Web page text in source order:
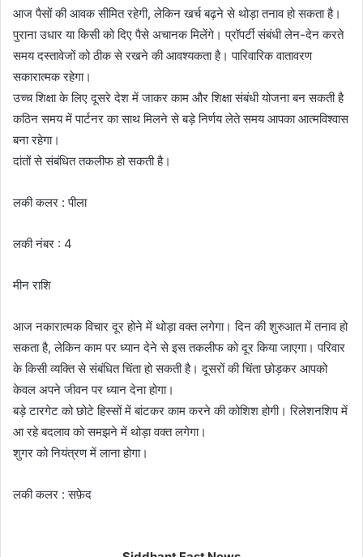
आज पैसों की आवक सीमित रहेगी, लेकिन खर्च बढ़ने से थोड़ा तनाव हो सकता है।
पुराना उधार या किसी को दिए पैसे अचानक मिलेंगे। प्रॉपर्टी संबंधी लेन-देन करते
समय दस्तावेजों को ठीक से रखने की आवश्यकता है। पारिवारिक वातावरण
सकारात्मक रहेगा।
उच्च शिक्षा के लिए दूसरे देश में जाकर काम और शिक्षा संबंधी योजना बन सकती है
कठिन समय में पार्टनर का साथ मिलने से बड़े निर्णय लेते समय आपका आत्मविश्वास
बना रहेगा।
दांतों से संबंधित तकलीफ हो सकती है।
लकी कलर : पीला
लकी नंबर : 4
मीन राशि
आज नकारात्मक विचार दूर होने में थोड़ा वक्त लगेगा। दिन की शुरुआत में तनाव हो
सकता है, लेकिन काम पर ध्यान देने से इस तकलीफ को दूर किया जाएगा। परिवार
के किसी व्यक्ति से संबंधित चिंता हो सकती है। दूसरों की चिंता छोड़कर आपको
केवल अपने जीवन पर ध्यान देना होगा।
बड़े टारगेट को छोटे हिस्सों में बांटकर काम करने की कोशिश होगी। रिलेशनशिप में
आ रहे बदलाव को समझने में थोड़ा वक्त लगेगा।
शुगर को नियंत्रण में लाना होगा।
लकी कलर : सफ़ेद